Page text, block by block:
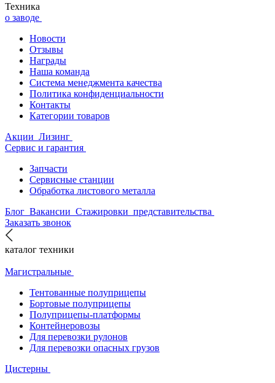
Техника
о заводе
Новости
Отзывы
Награды
Наша команда
Система менеджмента качества
Политика конфиденциальности
Контакты
Категории товаров
Акции Лизинг
Сервис и гарантия
Запчасти
Сервисные станции
Обработка листового металла
Блог Вакансии Стажировки представительства
Заказать звонок
каталог техники
Магистральные
Тентованные полуприцепы
Бортовые полуприцепы
Полуприцепы-платформы
Контейнеровозы
Для перевозки рулонов
Для перевозки опасных грузов
Цистерны